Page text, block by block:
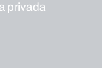
privada